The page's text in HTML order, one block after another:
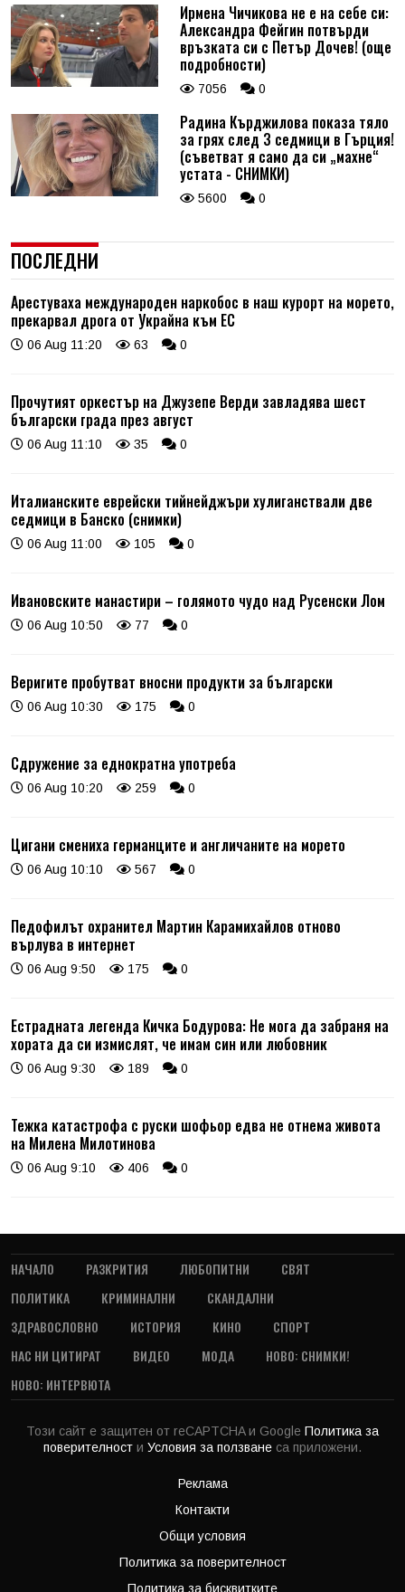
Ирмена Чичикова не е на себе си:
Александра Фейгин потвърди
връзката си с Петър Дочев! (още
подробности)
7056 0
Радина Кърджилова показа тяло
за грях след 3 седмици в Гърция!
(съветват я само да си „махне“
устата - СНИМКИ)
5600 0
ПОСЛЕДНИ
Арестуваха международен наркобос в наш курорт на морето,
прекарвал дрога от Украйна към ЕС
06 Aug 11:20 63 0
Прочутият оркестър на Джузепе Верди завладява шест
български града през август
06 Aug 11:10 35 0
Италианските еврейски тийнейджъри хулиганствали две
седмици в Банско (снимки)
06 Aug 11:00 105 0
Ивановските манастири – голямото чудо над Русенски Лом
06 Aug 10:50 77 0
Веригите пробутват вносни продукти за български
06 Aug 10:30 175 0
Сдружение за еднократна употреба
06 Aug 10:20 259 0
Цигани смениха германците и англичаните на морето
06 Aug 10:10 567 0
Педофилът охранител Мартин Карамихайлов отново
върлува в интернет
06 Aug 9:50 175 0
Естрадната легенда Кичка Бодурова: Не мога да забраня на
хората да си измислят, че имам син или любовник
06 Aug 9:30 189 0
Тежка катастрофа с руски шофьор едва не отнема живота
на Милена Милотинова
06 Aug 9:10 406 0
НАЧАЛО РАЗКРИТИЯ ЛЮБОПИТНИ
СВЯТ
ПОЛИТИКА
КРИМИНАЛНИ
СКАНДАЛНИ
ЗДРАВОСЛОВНО
ИСТОРИЯ КИНО
СПОРТ
НАС НИ ЦИТИРАТ
ВИДЕО МОДА
НОВО: СНИМКИ!
НОВО: ИНТЕРВЮТА
Този сайт е защитен от reCAPTCHA и Google Политика за
поверителност и Условия за ползване са приложени.
Реклама
Контакти
Общи условия
Политика за поверителност
Политика за бисквитките